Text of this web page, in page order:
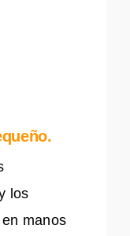
los
manos